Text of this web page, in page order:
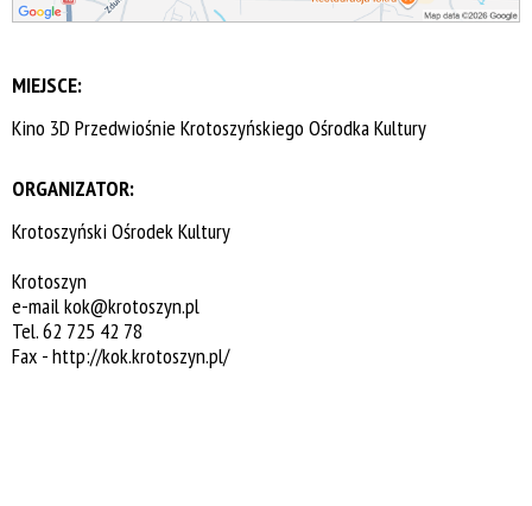
MIEJSCE:
Kino 3D Przedwiośnie Krotoszyńskiego Ośrodka Kultury
ORGANIZATOR:
Krotoszyński Ośrodek Kultury
Krotoszyn
e-mailkok@krotoszyn.pl
Tel. 62 725 42 78
Fax -http://kok.krotoszyn.pl/